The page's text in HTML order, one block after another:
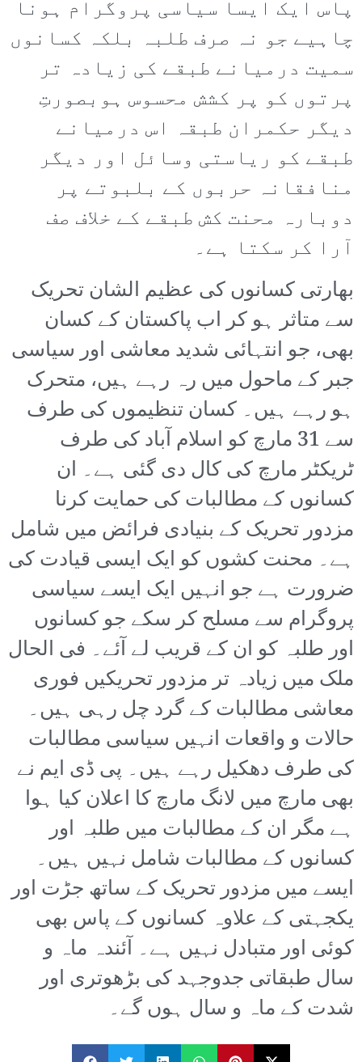
پاس ایک ایسا سیاسی پروگرام ہونا
چاہیے جو نہ صرف طلبہ بلکہ کسانوں
سمیت درمیانے طبقے کی زیادہ تر
پرتوں کو پر کشش محسوس ہوبصورتِ
دیگر حکمران طبقہ اس درمیانے
طبقے کو ریاستی وسائل اور دیگر
منافقانہ حربوں کے بلبوتے پر
دوبارہ محنت کش طبقے کے خلاف صف
آرا کر سکتا ہے۔
بھارتی کسانوں کی عظیم الشان تحریک
سے متاثر ہو کر اب پاکستان کے کسان
بھی، جو انتہائی شدید معاشی اور سیاسی
جبر کے ماحول میں رہ رہے ہیں، متحرک
ہو رہے ہیں۔ کسان تنظیموں کی طرف
سے 31 مارچ کو اسلام آباد کی طرف
ٹریکٹر مارچ کی کال دی گئی ہے۔ ان
کسانوں کے مطالبات کی حمایت کرنا
مزدور تحریک کے بنیادی فرائض میں شامل
ہے۔ محنت کشوں کو ایک ایسی قیادت کی
ضرورت ہے جو انہیں ایک ایسے سیاسی
پروگرام سے مسلح کر سکے جو کسانوں
اور طلبہ کو ان کے قریب لے آئے۔ فی الحال
ملک میں زیادہ تر مزدور تحریکیں فوری
معاشی مطالبات کے گرد چل رہی ہیں۔
حالات و واقعات انہیں سیاسی مطالبات
کی طرف دھکیل رہے ہیں۔ پی ڈی ایم نے
بھی مارچ میں لانگ مارچ کا اعلان کیا ہوا
ہے مگر ان کے مطالبات میں طلبہ اور
کسانوں کے مطالبات شامل نہیں ہیں۔
ایسے میں مزدور تحریک کے ساتھ جڑت اور
یکجہتی کے علاوہ کسانوں کے پاس بھی
کوئی اور متبادل نہیں ہے۔ آئندہ ماہ و
سال طبقاتی جدوجہد کی بڑھوتری اور
شدت کے ماہ و سال ہوں گے۔